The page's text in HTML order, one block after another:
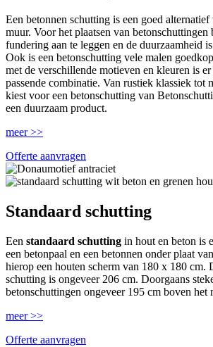
Een betonnen schutting is een goed alternatief
muur. Voor het plaatsen van betonschuttingen
fundering aan te leggen en de duurzaamheid
Ook is een betonschutting vele malen
met de verschillende motieven en kleuren is
passende combinatie. Van rustiek klassiek tot
kiest voor een betonschutting van
een duurzaam product.
meer >>
Offerte aanvragen
Standaard schutting
Een standaard schutting in hout en beton is
een betonpaal en een betonnen onder plaat
hierop een houten scherm van 180 x 180 cm.
schutting is ongeveer 206 cm. Doorgaans
betonschuttingen ongeveer 195 cm boven het
meer >>
Offerte aanvragen